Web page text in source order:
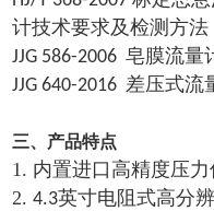
计技术要求及检测方法
JJG 586-2006皂膜流量
JJG 640-2016差压式流
三、产品特点
1. 内置进口高精度压力
2.4.3英寸电阻式高分